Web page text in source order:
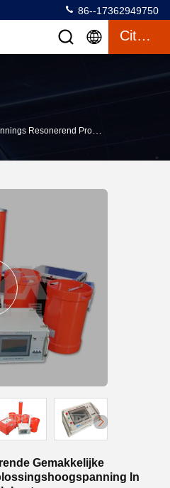
86--17362949750
Citaat
Resonerend Proefsysteem
Gemakkelijke
In